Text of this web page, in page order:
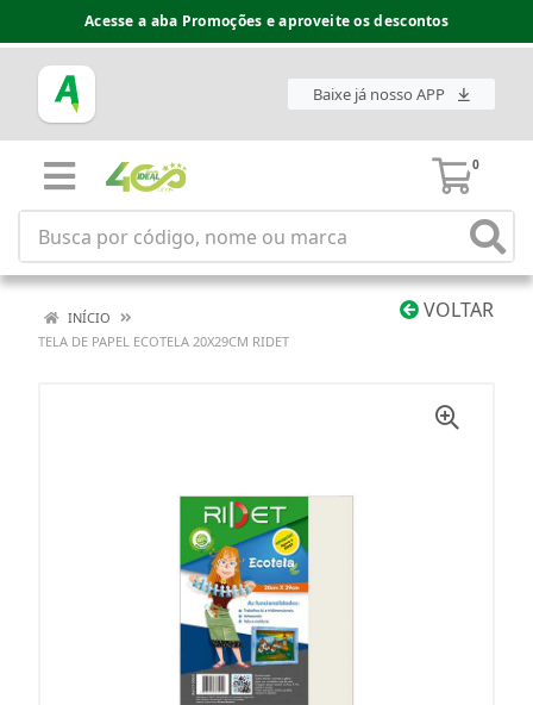
Acesse a aba Promoções e aproveite os descontos
Baixe já nosso APP
0
VOLTAR
INÍCIO
TELA DE PAPEL ECOTELA 20X29CM RIDET